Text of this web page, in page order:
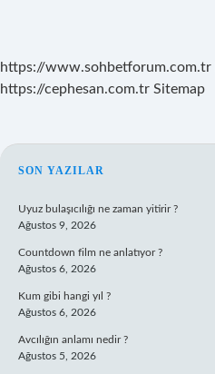
https://www.sohbetforum.com.tr
https://cephesan.com.tr Sitemap
SIDEBAR
SON YAZILAR
Uyuz bulaşıcılığı ne zaman yitirir ?
Ağustos 9, 2026
Countdown film ne anlatıyor ?
Ağustos 6, 2026
Kum gibi hangi yıl ?
Ağustos 6, 2026
Avcılığın anlamı nedir ?
Ağustos 5, 2026